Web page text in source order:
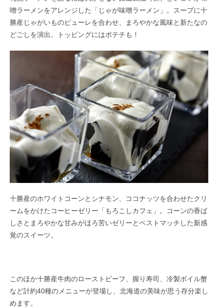
噌ラーメンをアレンジした「じゃが味噌ラーメン」。スープに十
勝産じゃがいものピューレを合わせ、まろやかな風味と新たなの
どごしを演出。トッピングにはポテチも！
十勝産のホワイトコーンとシナモン、ココナッツを合わせたクリ
ームをかけたコーヒーゼリー「もろこしカフェ」。コーンの香ば
しさとまろやかな甘みがほろ苦いゼリーとベストマッチした新感
覚のスイーツ。
このほか十勝産牛肉のローストビーフ、握り寿司、冷製ボイル蟹
など計約40種のメニューが登場し、北海道の美味が思う存分楽し
めます。